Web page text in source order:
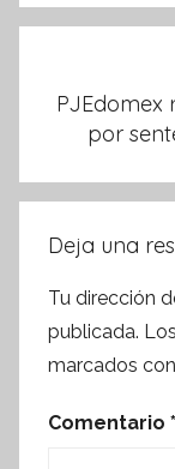
PJEdomex
por
Deja una
Tu dirección
publicada.
marcados con
Comentario *